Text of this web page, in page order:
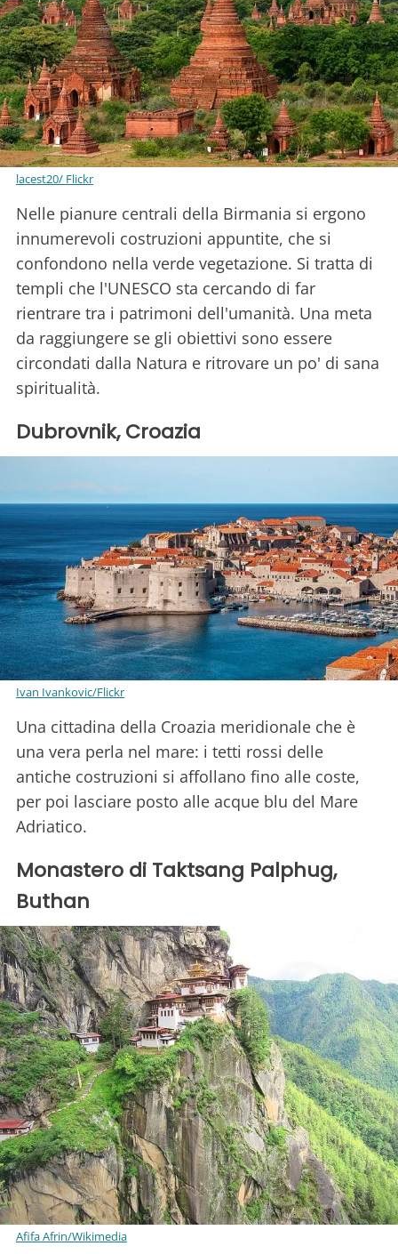
lacest20/ Flickr
Nelle pianure centrali della Birmania si ergono
innumerevoli costruzioni appuntite, che si
confondono nella verde vegetazione. Si tratta di
templi che l'UNESCO sta cercando di far
rientrare tra i patrimoni dell'umanità. Una meta
da raggiungere se gli obiettivi sono essere
circondati dalla Natura e ritrovare un po' di sana
spiritualità.
Dubrovnik, Croazia
Ivan Ivankovic/Flickr
Una cittadina della Croazia meridionale che è
una vera perla nel mare: i tetti rossi delle
antiche costruzioni si affollano fino alle coste,
per poi lasciare posto alle acque blu del Mare
Adriatico.
Monastero di Taktsang Palphug,
Buthan
Afifa Afrin/Wikimedia